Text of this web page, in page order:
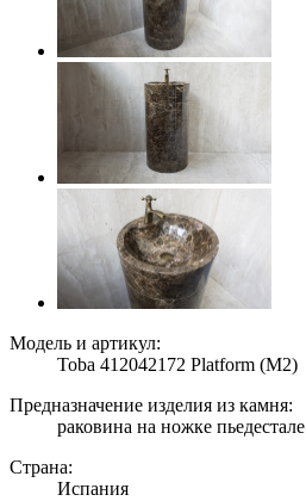
Модель и артикул:
Toba 412042172 Platform (M2)
Предназначение изделия из камня:
раковина на ножке пьедестале
Страна:
Испания